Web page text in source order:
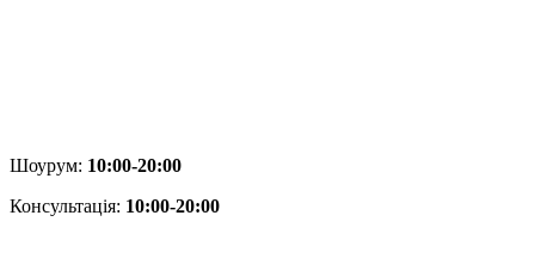
Шоурум: 10:00-20:00
Консультація: 10:00-20:00